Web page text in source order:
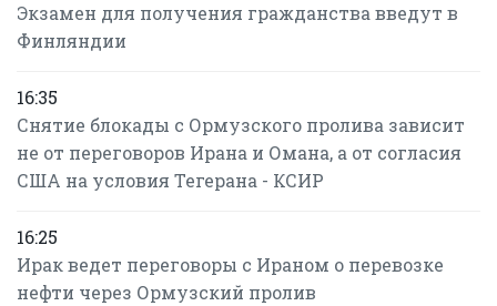
Экзамен для получения гражданства введут в
Финляндии
16:35
Снятие блокады с Ормузского пролива зависит
не от переговоров Ирана и Омана, а от согласия
США на условия Тегерана - КСИР
16:25
Ирак ведет переговоры с Ираном о перевозке
нефти через Ормузский пролив